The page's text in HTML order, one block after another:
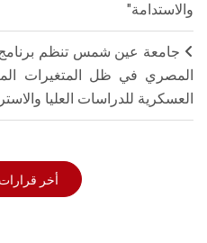
والاستدامة"
جامعة عين شمس تنظم برنامج
المصري في ظل المتغيرات
العسكرية للدراسات العليا
أخر